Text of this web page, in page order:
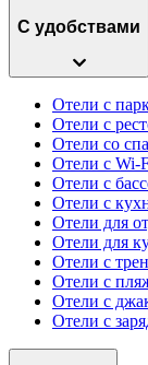
С удобствами
Отели с
Отели с
Отели со
Отели с Wi-
Отели с
Отели с
Отели для
Отели для
Отели с
Отели с
Отели с
Отели с